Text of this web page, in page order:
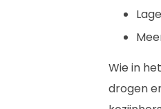
Wie in
drogen